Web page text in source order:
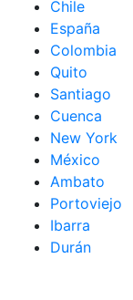
Chile
España
Colombia
Quito
Santiago
Cuenca
New York
México
Ambato
Portoviejo
Ibarra
Durán